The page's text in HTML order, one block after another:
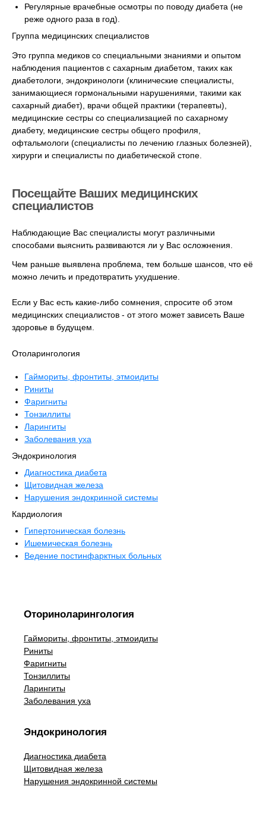
Регулярные врачебные осмотры по поводу диабета (не
реже одного раза в год).
Группа медицинских специалистов
Это группа медиков со специальными знаниями и опытом
наблюдения пациентов с сахарным диабетом, таких как
диабетологи, эндокринологи (клинические специалисты,
занимающиеся гормональными нарушениями, такими как
сахарный диабет), врачи общей практики (терапевты),
медицинские сестры со специализацией по сахарному
диабету, медицинские сестры общего профиля,
офтальмологи (специалисты по лечению глазных болезней),
хирурги и специалисты по диабетической стопе.
Посещайте Ваших медицинских
специалистов
Наблюдающие Вас специалисты могут различными
способами выяснить развиваются ли у Вас осложнения.
Чем раньше выявлена проблема, тем больше шансов, что её
можно лечить и предотвратить ухудшение.
Если у Вас есть какие-либо сомнения, спросите об этом
медицинских специалистов - от этого может зависеть Ваше
здоровье в будущем.
Отоларингология
Гаймориты, фронтиты, этмоидиты
Риниты
Фаригниты
Тонзиллиты
Ларингиты
Заболевания уха
Эндокринология
Диагностика диабета
Щитовидная железа
Нарушения эндокринной системы
Кардиология
Гипертоническая болезнь
Ишемическая болезнь
Ведение постинфарктных больных
Оториноларингология
Гаймориты, фронтиты, этмоидиты
Риниты
Фаригниты
Тонзиллиты
Ларингиты
Заболевания уха
Эндокринология
Диагностика диабета
Щитовидная железа
Нарушения эндокринной системы